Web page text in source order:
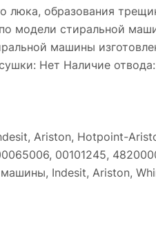
люка, образования
модели стиральной
машины
Нет Наличие
Ariston, Hotpoint-
00101245,
Indesit, Ariston,